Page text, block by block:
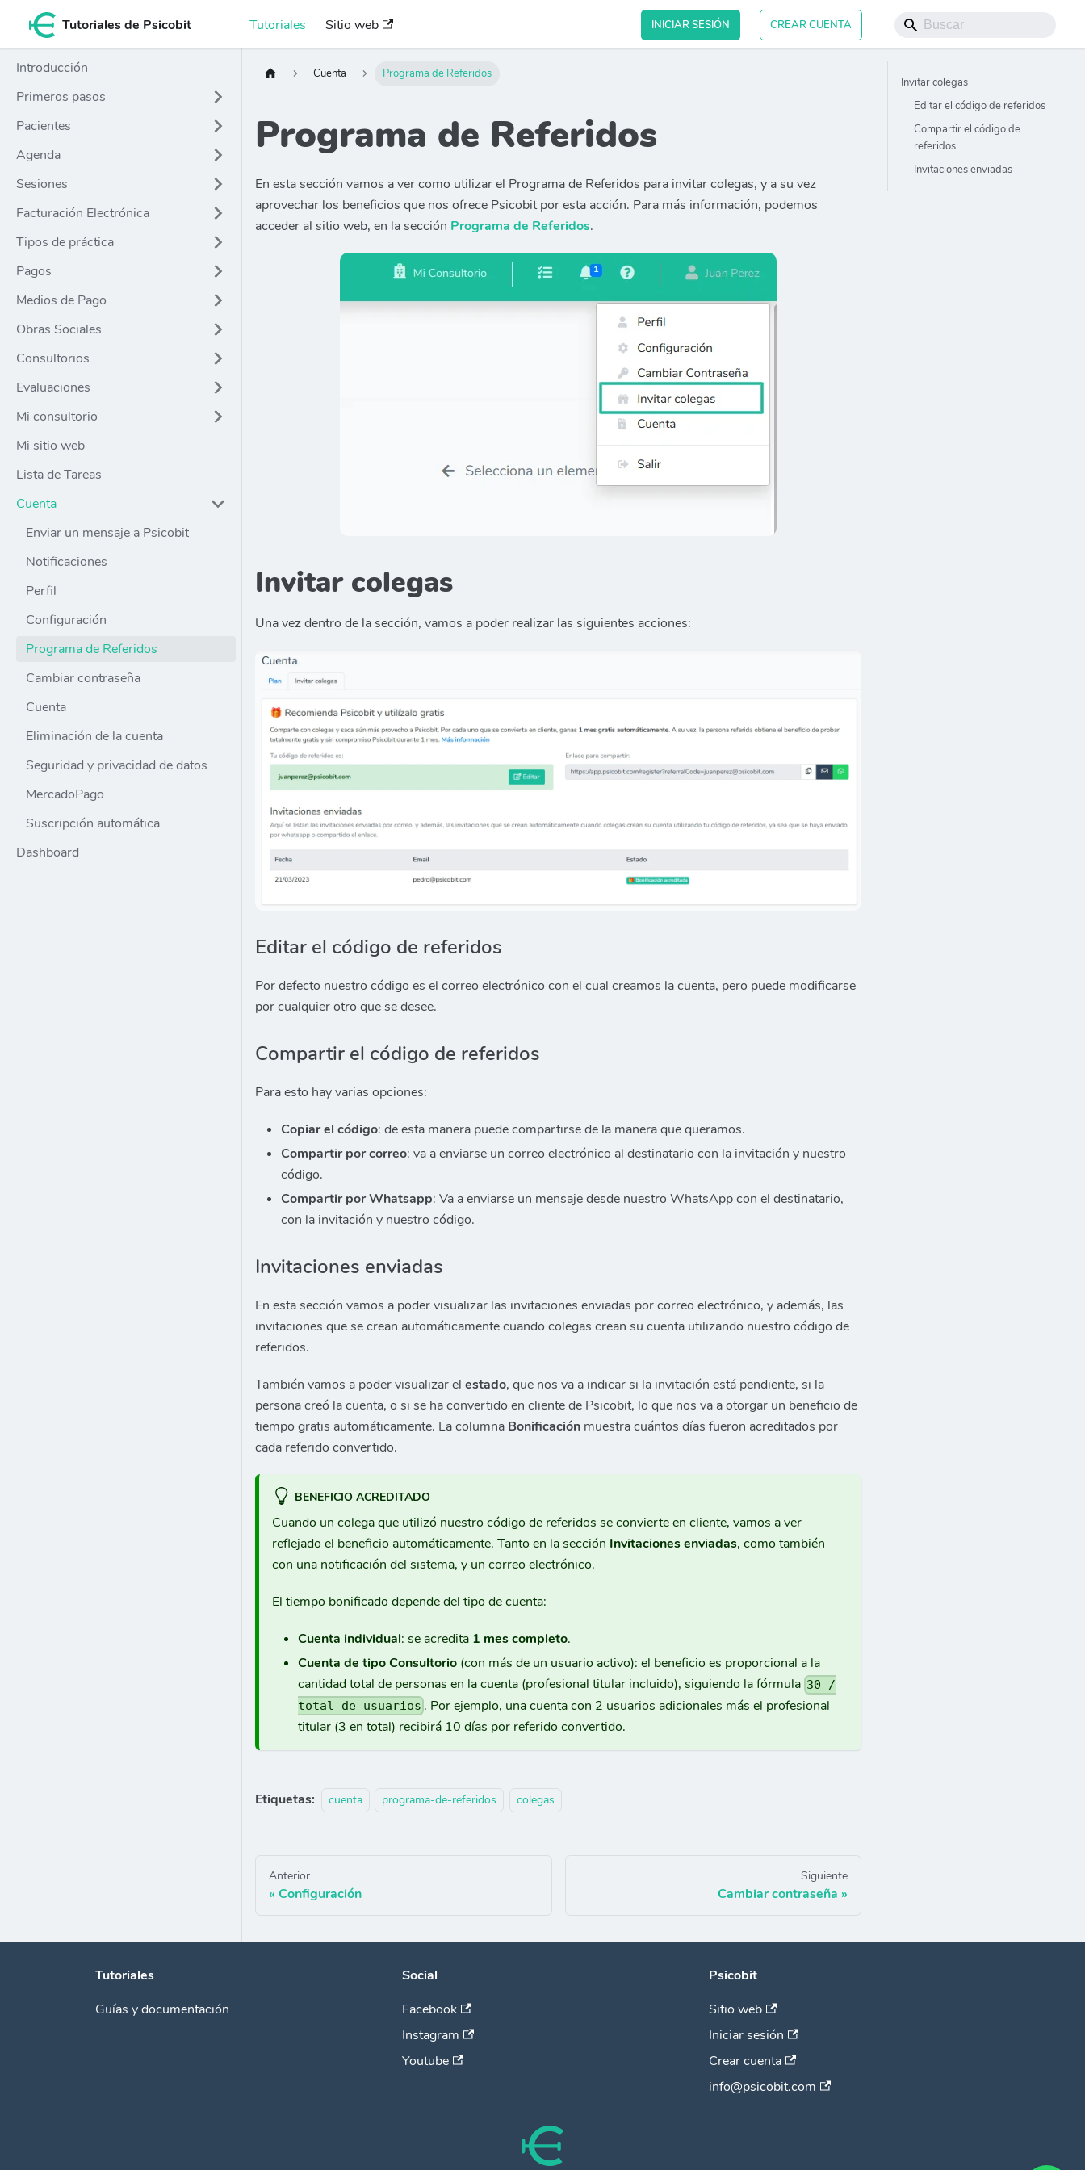
Tutoriales de Psicobit Tutoriales Sitio web INICIAR SESIÓN CREAR CUENTA
Introducción
Primeros pasos
Pacientes
Agenda
Sesiones
Facturación Electrónica
Tipos de práctica
Pagos
Medios de Pago
Obras Sociales
Consultorios
Evaluaciones
Mi consultorio
Mi sitio web
Lista de Tareas
Cuenta
Enviar un mensaje a Psicobit
Notificaciones
Perfil
Configuración
Programa de Referidos
Cambiar contraseña
Cuenta
Eliminación de la cuenta
Seguridad y privacidad de datos
MercadoPago
Suscripción automática
Dashboard
Cuenta Programa de Referidos
Programa de Referidos
En esta sección vamos a ver como utilizar el Programa de Referidos para invitar colegas, y a su vez
aprovechar los beneficios que nos ofrece Psicobit por esta acción. Para más información, podemos
acceder al sitio web, en la sección Programa de Referidos.
Invitar colegas
Una vez dentro de la sección, vamos a poder realizar las siguientes acciones:
Editar el código de referidos
Por defecto nuestro código es el correo electrónico con el cual creamos la cuenta, pero puede modificarse
por cualquier otro que se desee.
Compartir el código de referidos
Para esto hay varias opciones:
Copiar el código: de esta manera puede compartirse de la manera que queramos.
Compartir por correo: va a enviarse un correo electrónico al destinatario con la invitación y nuestro
código.
Compartir por Whatsapp: Va a enviarse un mensaje desde nuestro WhatsApp con el destinatario,
con la invitación y nuestro código.
Invitaciones enviadas
En esta sección vamos a poder visualizar las invitaciones enviadas por correo electrónico, y además, las
invitaciones que se crean automáticamente cuando colegas crean su cuenta utilizando nuestro código de
referidos.
También vamos a poder visualizar el estado, que nos va a indicar si la invitación está pendiente, si la
persona creó la cuenta, o si se ha convertido en cliente de Psicobit, lo que nos va a otorgar un beneficio de
tiempo gratis automáticamente. La columna Bonificación muestra cuántos días fueron acreditados por
cada referido convertido.
BENEFICIO ACREDITADO
Cuando un colega que utilizó nuestro código de referidos se convierte en cliente, vamos a ver
reflejado el beneficio automáticamente. Tanto en la sección Invitaciones enviadas, como también
con una notificación del sistema, y un correo electrónico.
El tiempo bonificado depende del tipo de cuenta:
Cuenta individual: se acredita 1 mes completo.
Cuenta de tipo Consultorio (con más de un usuario activo): el beneficio es proporcional a la
cantidad total de personas en la cuenta (profesional titular incluido), siguiendo la fórmula 30 /
total de usuarios . Por ejemplo, una cuenta con 2 usuarios adicionales más el profesional
titular (3 en total) recibirá 10 días por referido convertido.
Etiquetas: cuenta programa-de-referidos colegas
Anterior
Configuración
Siguiente
Cambiar contraseña
Invitar colegas
Editar el código de referidos
Compartir el código de
referidos
Invitaciones enviadas
Tutoriales
Guías y documentación
Social
Facebook
Instagram
Youtube
Psicobit
Sitio web
Iniciar sesión
Crear cuenta
info@psicobit.com